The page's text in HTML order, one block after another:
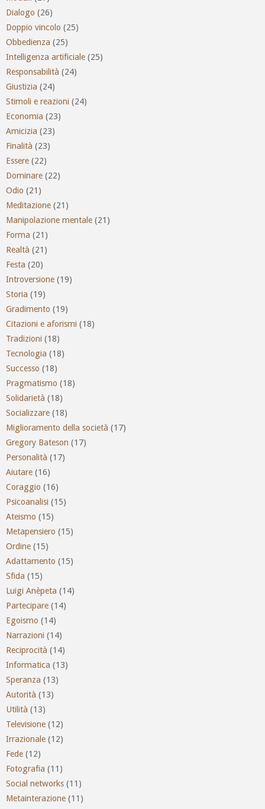
Dialogo (26)
Doppio vincolo (25)
Obbedienza (25)
Intelligenza artificiale (25)
Responsabilità (24)
Giustizia (24)
Stimoli e reazioni (24)
Economia (23)
Amicizia (23)
Finalità (23)
Essere (22)
Dominare (22)
Odio (21)
Meditazione (21)
Manipolazione mentale (21)
Forma (21)
Realtà (21)
Festa (20)
Introversione (19)
Storia (19)
Gradimento (19)
Citazioni e aforismi (18)
Tradizioni (18)
Tecnologia (18)
Successo (18)
Pragmatismo (18)
Solidarietà (18)
Socializzare (18)
Miglioramento della società (17)
Gregory Bateson (17)
Personalità (17)
Aiutare (16)
Coraggio (16)
Psicoanalisi (15)
Ateismo (15)
Metapensiero (15)
Ordine (15)
Adattamento (15)
Sfida (15)
Luigi Anèpeta (14)
Partecipare (14)
Egoismo (14)
Narrazioni (14)
Reciprocità (14)
Informatica (13)
Speranza (13)
Autorità (13)
Utilità (13)
Televisione (12)
Irrazionale (12)
Fede (12)
Fotografia (11)
Social networks (11)
Metainterazione (11)